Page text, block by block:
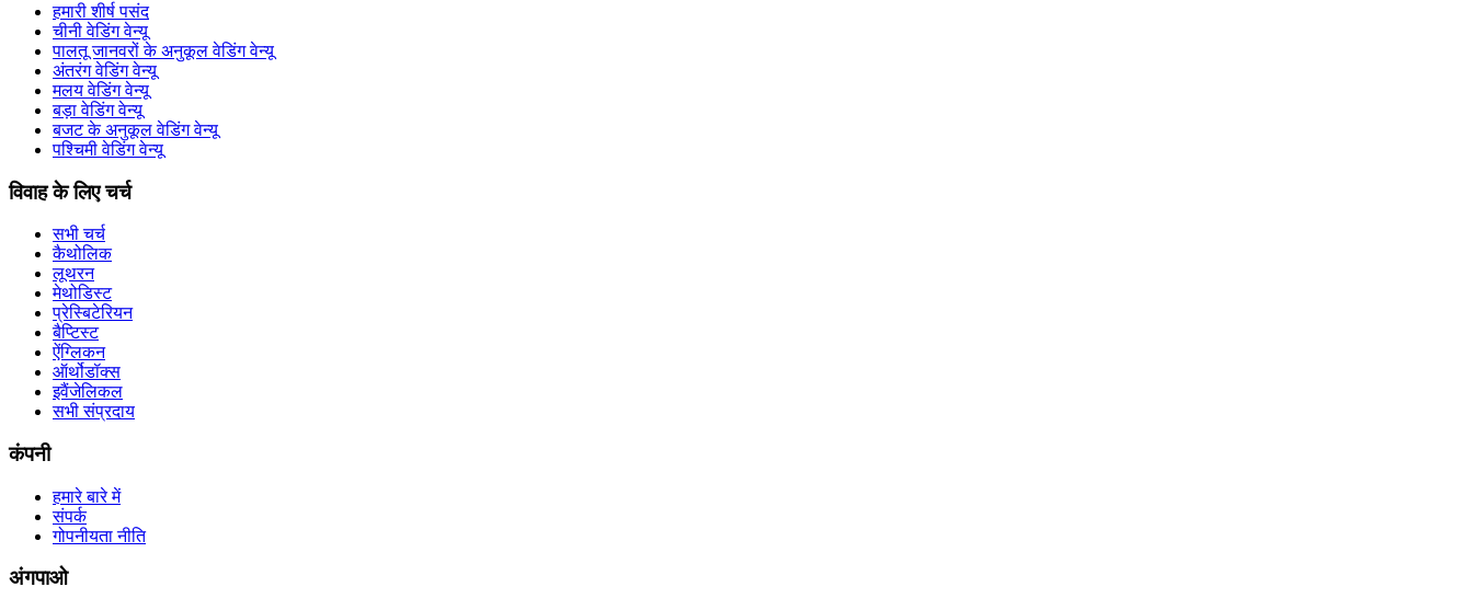
हमारी शीर्ष पसंद
चीनी वेडिंग वेन्यू
पालतू जानवरों के अनुकूल वेडिंग वेन्यू
अंतरंग वेडिंग वेन्यू
मलय वेडिंग वेन्यू
बड़ा वेडिंग वेन्यू
बजट के अनुकूल वेडिंग वेन्यू
पश्चिमी वेडिंग वेन्यू
विवाह के लिए चर्च
सभी चर्च
कैथोलिक
लूथरन
मेथोडिस्ट
प्रेस्बिटेरियन
बैप्टिस्ट
ऐंग्लिकन
ऑर्थोडॉक्स
इवैंजेलिकल
सभी संप्रदाय
कंपनी
हमारे बारे में
संपर्क
गोपनीयता नीति
अंगपाओ